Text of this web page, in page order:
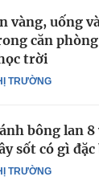
TRƯỜNG
vàng, uống
căn
trời
TRƯỜNG
bông lan
sốt có gì